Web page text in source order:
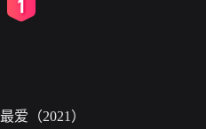
最爱（2021）